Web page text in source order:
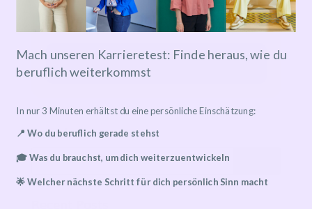
Details zu Online-Events
Event has already taken place!
Search
Mach unseren Karrieretest: Finde heraus, wie du
beruflich weiterkommst
In nur 3 Minuten erhältst du eine persönliche Einschätzung:
📍 Wo du beruflich gerade stehst
🎓 Was du brauchst, um dich weiterzuentwickeln
🌟 Welcher nächste Schritt für dich persönlich Sinn macht